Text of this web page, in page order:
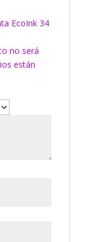
EcoInk 34
no será
están